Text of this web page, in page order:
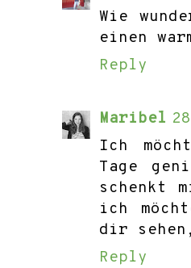
Wie
einen
Reply
Maribel
Ich
Tage
schenkt
ich
dir
Reply